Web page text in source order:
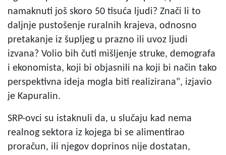
namaknuti još skoro 50 tisuća ljudi? Znači li to
daljnje pustošenje ruralnih krajeva, odnosno
pretakanje iz šupljeg u prazno ili uvoz ljudi
izvana? Volio bih čuti mišljenje struke, demografa
i ekonomista, koji bi objasnili na koji bi način tako
perspektivna ideja mogla biti realizirana", izjavio
je Kapuralin.
SRP-ovci su istaknuli da, u slučaju kad nema
realnog sektora iz kojega bi se alimentirao
proračun, ili njegov doprinos nije dostatan,